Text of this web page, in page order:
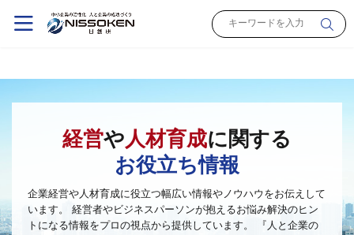
経営や人材育成に関する
お役立ち情報
企業経営や人材育成に役立つ幅広い情報やノウハウをお伝えして
います。
経営者やビジネスパーソンが抱えるお悩み解決のヒン
トになる情報をプロの視点から提供しています。
『人と企業の